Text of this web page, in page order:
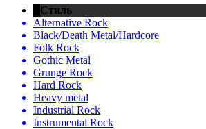
Стиль
Alternative Rock
Black/Death Metal/Hardcore
Folk Rock
Gothic Metal
Grunge Rock
Hard Rock
Heavy metal
Industrial Rock
Instrumental Rock